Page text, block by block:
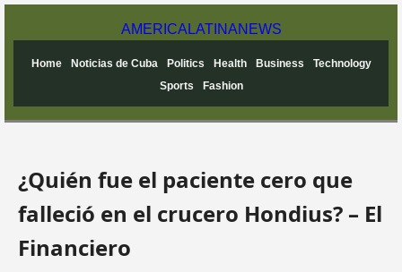
AMERICA LATINANEWS
Home Noticias de Cuba Politics Health Business
Technology
Sports
Fashion
¿Quién fue el paciente cero que
falleció en el crucero Hondius? – El
Financiero